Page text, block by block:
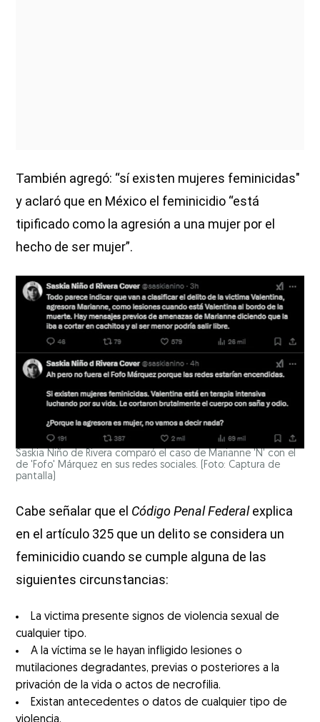
También agregó: “sí existen mujeres feminicidas"
y aclaró que en México el feminicidio “está
tipificado como la agresión a una mujer por el
hecho de ser mujer”.
Saskia Niño de Rivera comparó el caso de Marianne 'N' con el
de 'Fofo' Márquez en sus redes sociales. (Foto: Captura de
pantalla)
Cabe señalar que el Código Penal Federalexplica
en el artículo 325 que un delito se considera un
feminicidio cuando se cumple alguna de las
siguientes circunstancias:
La victima presente signos de violencia sexual de
cualquier tipo.
A la víctima se le hayan infligido lesiones o
mutilaciones degradantes, previas o posteriores a la
privación de la vida o actos de necrofilia.
Existan antecedentes o datos de cualquier tipo de